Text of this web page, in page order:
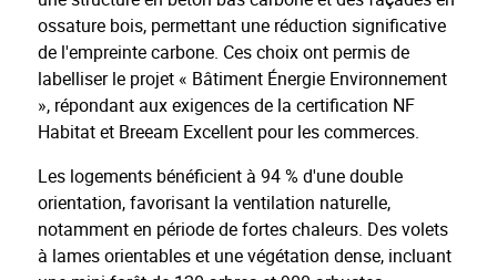
ossature bois, permettant une réduction significative
de l'empreinte carbone. Ces choix ont permis de
labelliser le projet « Bâtiment Énergie Environnement
», répondant aux exigences de la certification NF
Habitat et Breeam Excellent pour les commerces.
Les logements bénéficient à 94 % d'une double
orientation, favorisant la ventilation naturelle,
notamment en période de fortes chaleurs. Des volets
à lames orientables et une végétation dense, incluant